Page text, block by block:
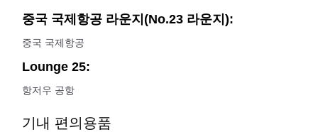
중국 국제항공 라운지(No.23 라운지):
중국 국제항공
Lounge 25:
항저우 공항
기내 편의용품